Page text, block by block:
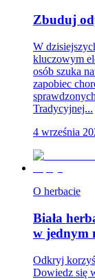
Zbuduj
W
kluczowym
osób szuka
zapobiec
Tradycyjnej...
4 września
O herbacie
Biała
w jednym
Odkryj
Dowiedz się